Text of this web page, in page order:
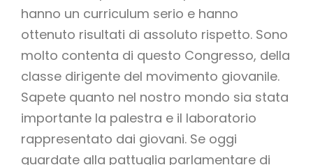
hanno un curriculum serio e hanno
ottenuto risultati di assoluto rispetto. Sono
molto contenta di questo Congresso, della
classe dirigente del movimento giovanile.
Sapete quanto nel nostro mondo sia stata
importante la palestra e il laboratorio
rappresentato dai giovani. Se oggi
guardate alla pattuglia parlamentare di